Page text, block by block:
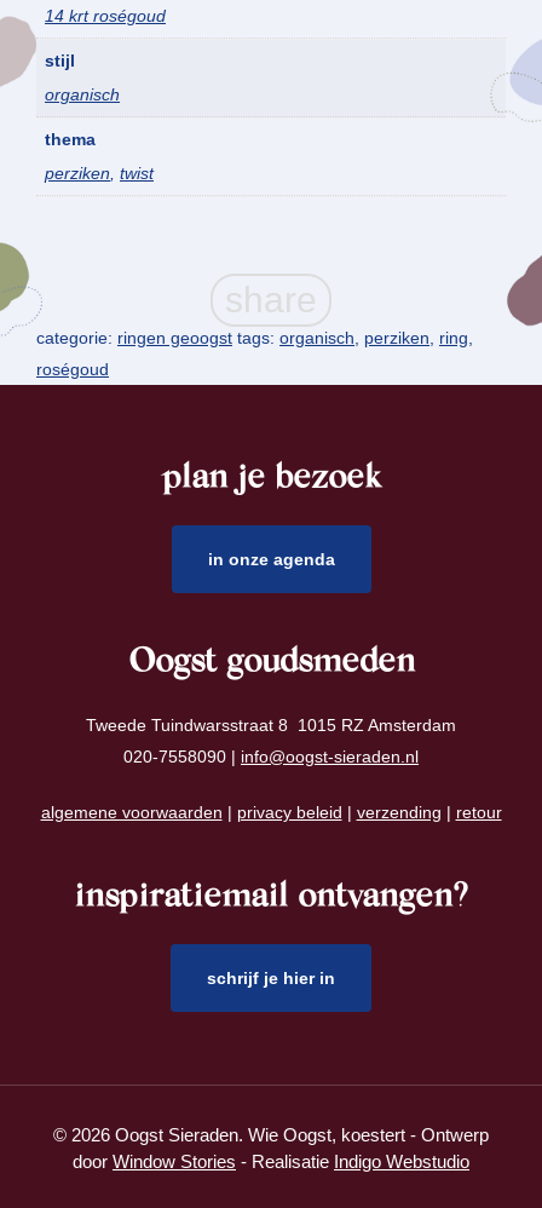
14 krt roségoud
stijl
organisch
thema
perziken, twist
categorie: ringen geoogst tags: organisch perziken ring
roségoud
plan je bezoek
in onze agenda
Oogst goudsmeden
Tweede Tuindwarsstraat 8 1015 RZ Amsterdam
020-7558090 | info@oogst-sieraden.nl
algemene voorwaarden | privacy beleid | verzending | retour
inspiratiemail ontvangen?
schrijf je hier in
© 2026 Oogst Sieraden. Wie Oogst, koestert - Ontwerp
door Window Stories - Realisatie Indigo Webstudio